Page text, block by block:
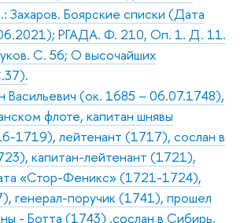
Захаров. Боярские списки (Дата
РГАДА. Ф. 210, Оп. 1. Д. 11.
С. 56; О высочайших
Васильевич (ок. 1685 – 06.07.1748),
флоте, капитан шнявы
1719), лейтенант (1717), сослан в
капитан-лейтенант (1721),
«Стор-Феникс» (1721-1724),
генерал-поручик (1741), прошел
- Ботта (1743) ,сослан в Сибирь,